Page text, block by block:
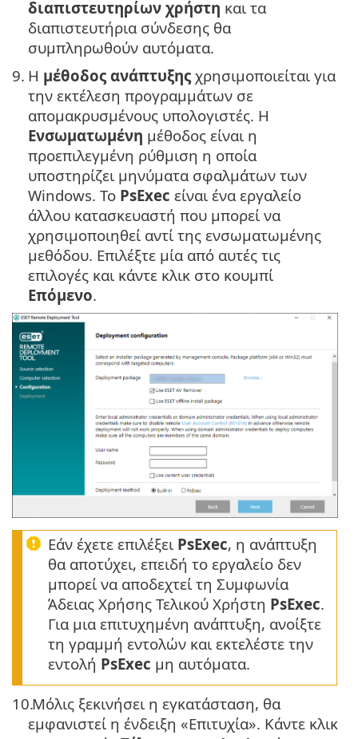
διαπιστευτηρίων χρήστη και τα
διαπιστευτήρια σύνδεσης θα
συμπληρωθούν αυτόματα.
9. Η μέθοδος ανάπτυξης χρησιμοποιείται για
την εκτέλεση προγραμμάτων σε
απομακρυσμένους υπολογιστές. Η
Ενσωματωμένη μέθοδος είναι η
προεπιλεγμένη ρύθμιση η οποία
υποστηρίζει μηνύματα σφαλμάτων των
Windows. Το PsExec είναι ένα εργαλείο
άλλου κατασκευαστή που μπορεί να
χρησιμοποιηθεί αντί της ενσωματωμένης
μεθόδου. Επιλέξτε μία από αυτές τις
επιλογές και κάντε κλικ στο κουμπί
Επόμενο.
Εάν έχετε επιλέξει PsExec, η ανάπτυξη
θα αποτύχει, επειδή το εργαλείο δεν
μπορεί να αποδεχτεί τη Συμφωνία
Άδειας Χρήσης Τελικού Χρήστη PsExec.
Για μια επιτυχημένη ανάπτυξη, ανοίξτε
τη γραμμή εντολών και εκτελέστε την
εντολή PsExec μη αυτόματα.
10.Μόλις ξεκινήσει η εγκατάσταση, θα
εμφανιστεί η ένδειξη «Επιτυχία». Κάντε κλικ